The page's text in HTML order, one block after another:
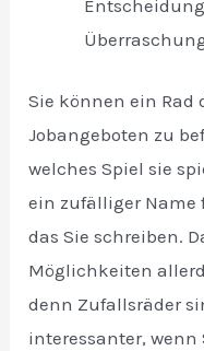
Sie können ein Rad
Jobangeboten zu
welches Spiel sie
ein zufälliger Name
das Sie schreiben.
Möglichkeiten
denn Zufallsräder
interessanter, wenn